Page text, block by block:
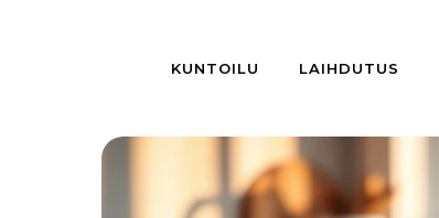
KUNTOILU LAIHDUTUS